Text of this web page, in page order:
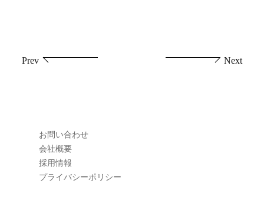
Prev Next
お問い合わせ
会社概要
採用情報
プライバシーポリシー